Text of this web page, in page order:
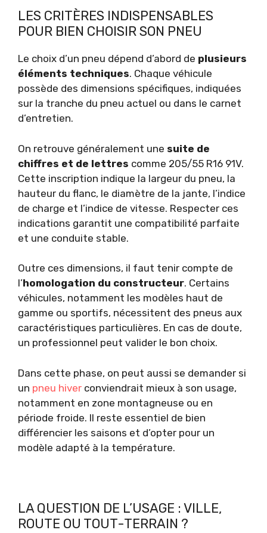
LES CRITÈRES INDISPENSABLES
POUR BIEN CHOISIR SON PNEU
Le choix d’un pneu dépend d’abord de plusieurs
éléments techniques. Chaque véhicule
possède des dimensions spécifiques, indiquées
sur la tranche du pneu actuel ou dans le carnet
d’entretien.
On retrouve généralement une suite de
chiffres et de lettres comme 205/55 R16 91V.
Cette inscription indique la largeur du pneu, la
hauteur du flanc, le diamètre de la jante, l’indice
de charge et l’indice de vitesse. Respecter ces
indications garantit une compatibilité parfaite
et une conduite stable.
Outre ces dimensions, il faut tenir compte de
l’homologation du constructeur. Certains
véhicules, notamment les modèles haut de
gamme ou sportifs, nécessitent des pneus aux
caractéristiques particulières. En cas de doute,
un professionnel peut valider le bon choix.
Dans cette phase, on peut aussi se demander si
un pneu hiver conviendrait mieux à son usage,
notamment en zone montagneuse ou en
période froide. Il reste essentiel de bien
différencier les saisons et d’opter pour un
modèle adapté à la température.
LA QUESTION DE L’USAGE : VILLE,
ROUTE OU TOUT-TERRAIN ?